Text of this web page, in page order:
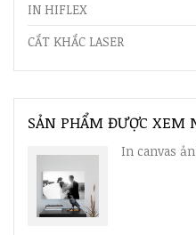
IN HIFLEX
CẮT KHẮC LASER
SẢN PHẨM ĐƯỢC XEM
In canvas